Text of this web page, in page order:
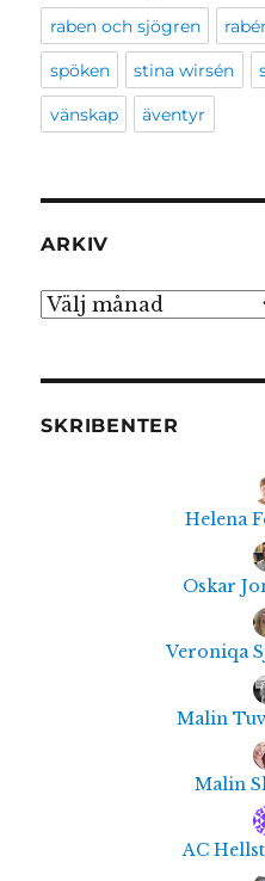
raben och sjögren
spöken stina wirsén
vänskap äventyr
ARKIV
Arkiv
SKRIBENTER
Helena
Oskar
Veroniqa
Malin
Malin
AC